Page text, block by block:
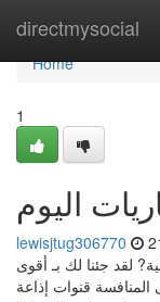
directmysocial
Home
Home
1
اليوم
lewisjtug306770
لقد جئنا لك بـ أقوى
المنافسة قنوات إذاعة